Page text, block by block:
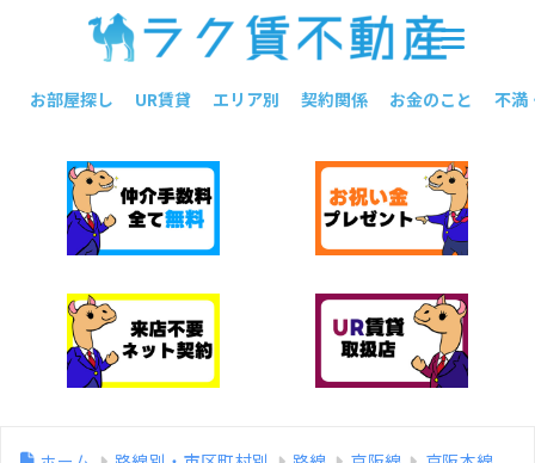
お部屋探し UR賃貸 エリア別 契約関係 お金のこと 不満